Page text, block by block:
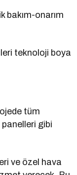
bakım-onarım
teknoloji boya
tüm
gibi
ve özel hava